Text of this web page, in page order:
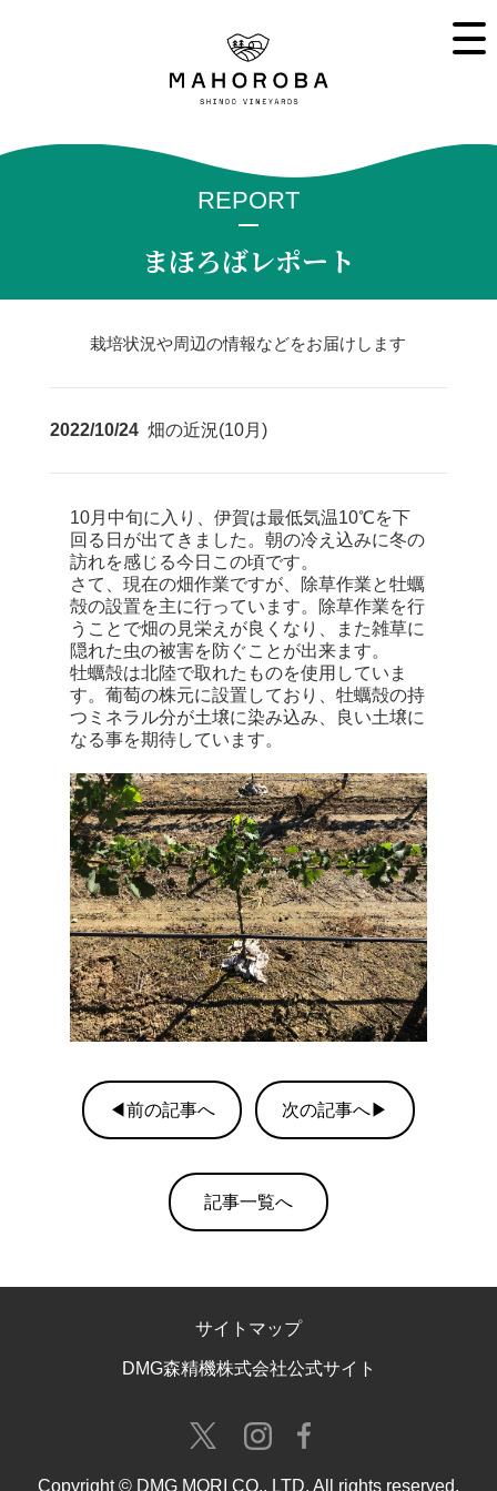
REPORT
まほろばレポート
栽培状況や周辺の情報などをお届けします
2022/10/24畑の近況(10月)
10月中旬に入り、伊賀は最低気温10℃を下
回る日が出てきました。朝の冷え込みに冬の
訪れを感じる今日この頃です。
さて、現在の畑作業ですが、除草作業と牡蠣
殻の設置を主に行っています。除草作業を行
うことで畑の見栄えが良くなり、また雑草に
隠れた虫の被害を防ぐことが出来ます。
牡蠣殻は北陸で取れたものを使用していま
す。葡萄の株元に設置しており、牡蠣殻の持
つミネラル分が土壌に染み込み、良い土壌に
なる事を期待しています。
◀前の記事へ 次の記事へ▶
記事一覧へ
サイトマップ
DMG森精機株式会社公式サイト
Copyright © DMG MORI CO., LTD. All rights reserved.